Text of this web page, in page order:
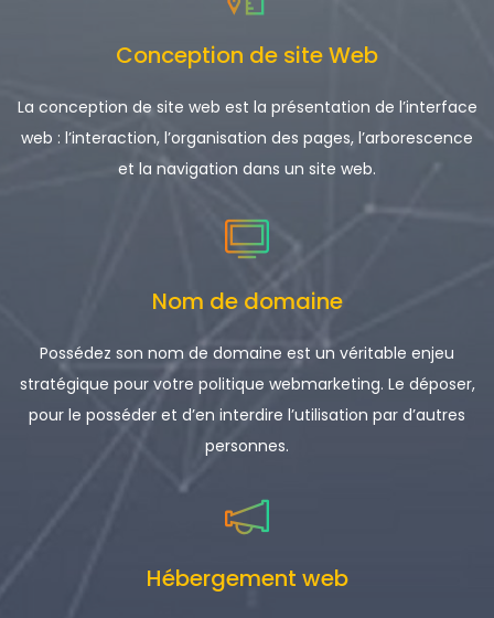
Conception de site Web
La conception de site web est la présentation de l’interface
web : l’interaction, l’organisation des pages, l’arborescence
et la navigation dans un site web.
Nom de domaine
Possédez son nom de domaine est un véritable enjeu
stratégique pour votre politique webmarketing. Le déposer,
pour le posséder et d’en interdire l’utilisation par d’autres
personnes.
Hébergement web